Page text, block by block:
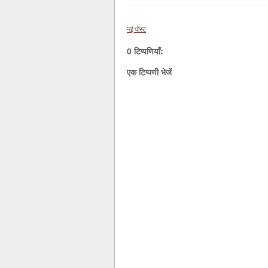
नई पोस्ट
0 टिप्पणियाँ:
एक टिप्पणी भेजें